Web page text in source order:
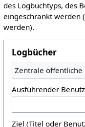
des Logbuchtyps, des
eingeschränkt werden
werden).
Logbücher
Zentrale öffentliche
Ausführender
Ziel (Titel oder